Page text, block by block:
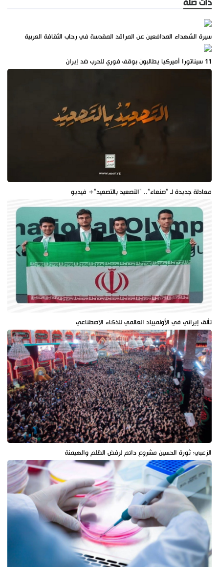
ذات صلة
سيرة الشهداء المدافعين عن المراقد المقدسة في رحاب الثقافة العربية
11 سيناتورا أميركيا يطالبون بوقف فوري للحرب ضد إيران
معادلة جديدة لـ "صنعاء".. "التصعيد بالتصعيد"+ فيديو
تألق إيراني في الأولمبياد العالمي للذكاء الاصطناعي
الزعبي: ثورة الحسين مشروع دائم لرفض الظلم والهيمنة